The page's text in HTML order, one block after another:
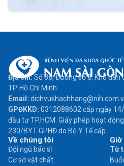
Địa chỉ:Số 88, Đường số 8, Khu dân
TP. Hồ Chí Minh
Email:
GPĐKKD: 0312088602 cấp ngày
đầu tư TP.HCM. Giấy phép hoạt
230/BYT-GPHĐ do Bộ Y Tế cấp.
Về chúng tôi
Đội ngũ bác sĩ
Cơ sở vật chất
Giờ
Từ